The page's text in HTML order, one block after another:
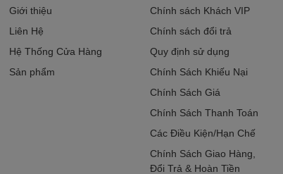
Giới thiệu
Liên Hệ
Hệ Thống Cửa Hàng
Sản phẩm
Chính sách Khách VIP
Chính sách đổi trả
Quy định sử dụng
Chính Sách Khiếu Nại
Chính Sách Giá
Chính Sách Thanh Toán
Các Điều Kiện/Hạn Chế
Chính Sách Giao Hàng,
Đổi Trả & Hoàn Tiền